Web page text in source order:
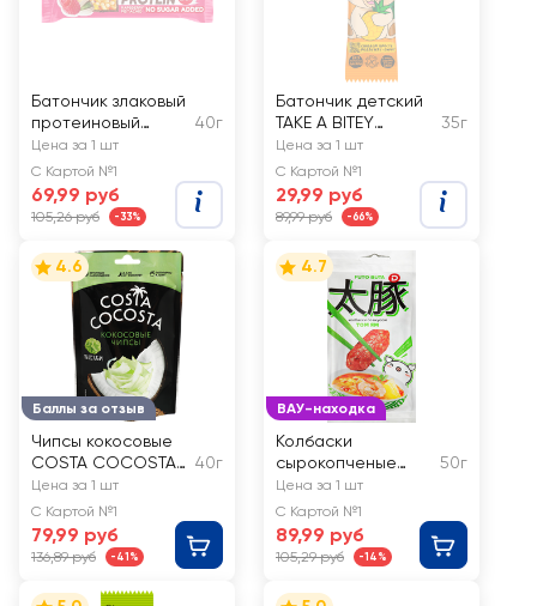
Батончик злаковый
протеиновый
KERLLI со вкусом
малины и
фисташки, без
сахара
40г
Цена за 1 шт
С Картой №1
69,99 руб
105,26 руб -33%
Батончик детский
TAKE A BITEY
Апельсин, с
кусочками
фруктов, в
шоколаде
35г
Цена за 1 шт
С Картой №1
29,99 руб
89,99 руб -66%
Баллы за отзыв
4.6
Чипсы кокосовые
COSTA COCOSTA
со вкусом васаби
40г
Цена за 1 шт
С Картой №1
79,99 руб
136,89 руб -41%
ВАУ-находка
4.7
Колбаски
сырокопченые
ДЫМОВ со вкусом
Том Ям
50г
Цена за 1 шт
С Картой №1
89,99 руб
105,29 руб -14%